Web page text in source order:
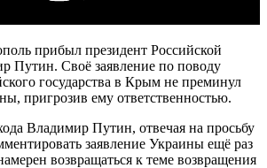
прибыл президент Российской
Путин. Своё заявление по поводу
государства в Крым не преминул
пригрозив ему ответственностью.
Владимир Путин, отвечая на просьбу
заявление Украины ещё раз
возвращаться к теме возвращения